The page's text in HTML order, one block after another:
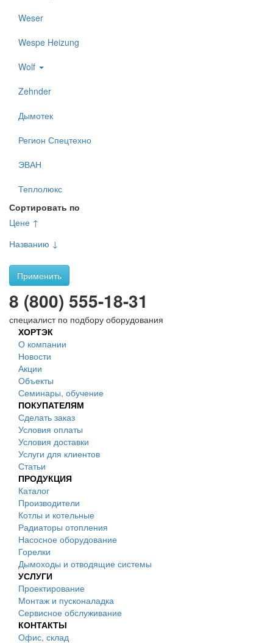
Weser
Wespe Heizung
Wolf
Zehnder
Дымотек
Регион Спецтехно
ЭВАН
Теплолюкс
Сортировать по
Цене ↑
Названию ↓
Применить
8 (800) 555-18-31
специалист по подбору оборудования
ХОРТЭК
О компании
Новости
Акции
Объекты
Семинары, обучение
ПОКУПАТЕЛЯМ
Сделать заказ
Условия оплаты
Условия доставки
Услуги для клиентов
Статьи
ПРОДУКЦИЯ
Каталог
Производители
Котлы и котельные
Радиаторы отопления
Насосное оборудование
Горелки
Дымоходы и отводящие системы
УСЛУГИ
Проектирование
Монтаж и пусконаладка
Сервисное обслуживание
КОНТАКТЫ
Офис, склад